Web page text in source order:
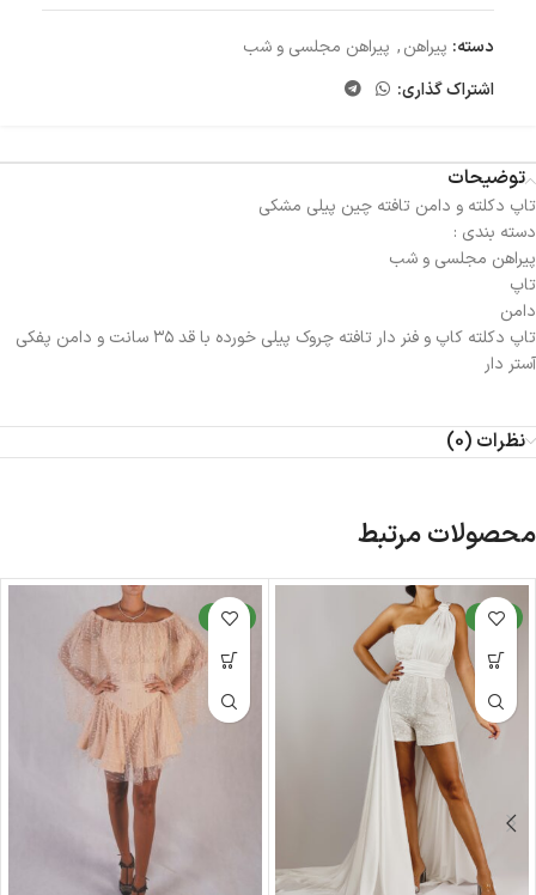
دسته: پیراهن, پیراهن مجلسی و شب
اشتراک گذاری:
توضیحات
تاپ دکلته و دامن تافته چین پیلی مشکی
دسته بندی :
پیراهن مجلسی و شب
تاپ
دامن
تاپ دکلته کاپ و فنر دار تافته چروک پیلی خورده با قد ۳۵ سانت و دامن پفکی
آستر دار
نظرات (0)
محصولات مرتبط
جدید جدید